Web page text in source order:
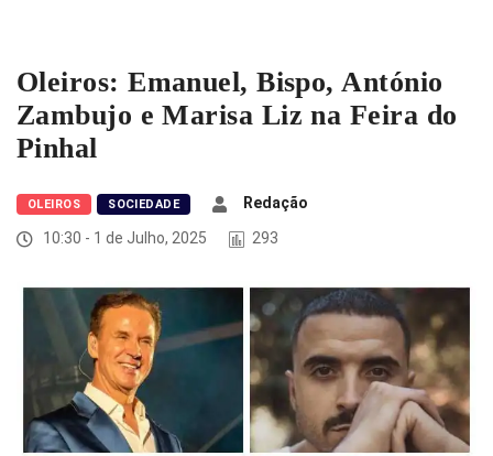
Oleiros: Emanuel, Bispo, António
Zambujo e Marisa Liz na Feira do
Pinhal
OLEIROS SOCIEDADE
Redação
10:30 - 1 de Julho, 2025
293